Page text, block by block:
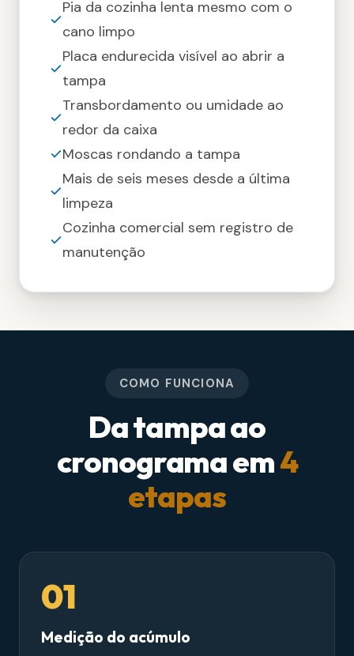
Pia da cozinha lenta mesmo com o
cano limpo
Placa endurecida visível ao abrir a
tampa
Transbordamento ou umidade ao
redor da caixa
Moscas rondando a tampa
Mais de seis meses desde a última
limpeza
Cozinha comercial sem registro de
manutenção
COMO FUNCIONA
Da tampa ao
cronograma em4
etapas
01
Medição do acúmulo